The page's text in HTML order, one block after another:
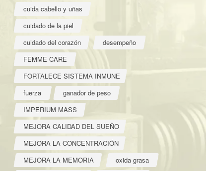
cuida cabello y uñas
cuidado de la piel
cuidado del corazón
desempeño
FEMME CARE
FORTALECE SISTEMA INMUNE
fuerza
ganador de peso
IMPERIUM MASS
MEJORA CALIDAD DEL SUEÑO
MEJORA LA CONCENTRACIÓN
MEJORA LA MEMORIA
oxida grasa